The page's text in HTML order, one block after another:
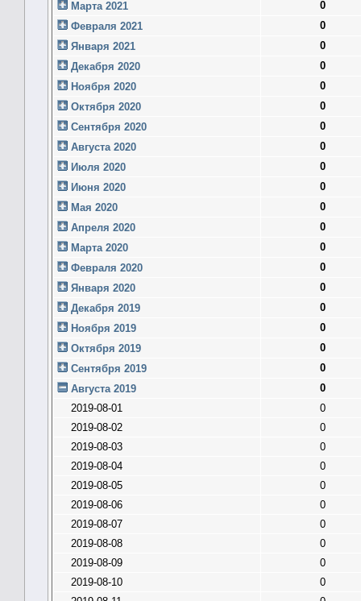
Марта 2021
0
Февраля 2021
0
Января 2021
0
Декабря 2020
0
Ноября 2020
0
Октября 2020
0
Сентября 2020
0
Августа 2020
0
Июля 2020
0
Июня 2020
0
Мая 2020
0
Апреля 2020
0
Марта 2020
0
Февраля 2020
0
Января 2020
0
Декабря 2019
0
Ноября 2019
0
Октября 2019
0
Сентября 2019
0
Августа 2019
0
2019-08-01
0
2019-08-02
0
2019-08-03
0
2019-08-04
0
2019-08-05
0
2019-08-06
0
2019-08-07
0
2019-08-08
0
2019-08-09
0
2019-08-10
0